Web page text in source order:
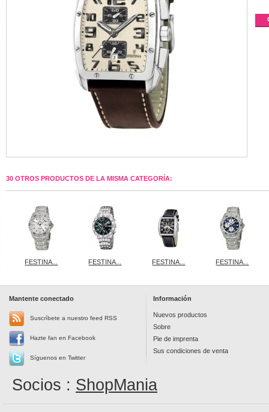
30 OTROS PRODUCTOS DE LA MISMA CATEGORÍA:
FESTINA... FESTINA... FESTINA... FESTINA...
Mantente conectado
Suscríbete a nuestro feed RSS
Hazte fan en Facebook
Síguenos en Twitter
Información
Nuevos productos
Sobre
Pie de imprenta
Sus condiciones de venta
Socios : ShopMania